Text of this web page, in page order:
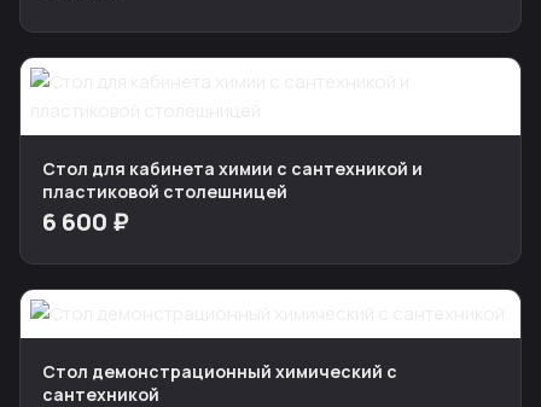
Стол для кабинета химии с сантехникой и
пластиковой столешницей
6 600 ₽
Стол демонстрационный химический с
сантехникой